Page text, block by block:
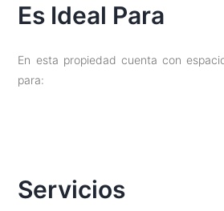
Es Ideal Para
En esta propiedad cuenta con
para:
Servicios